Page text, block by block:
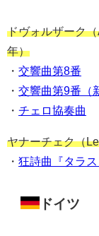
ドヴォルザーク
年）
・ 交響曲第8番
・ 交響曲第9番（
・ チェロ協奏曲
ヤナーチェク（
・ 狂詩曲『タラス
ドイツ